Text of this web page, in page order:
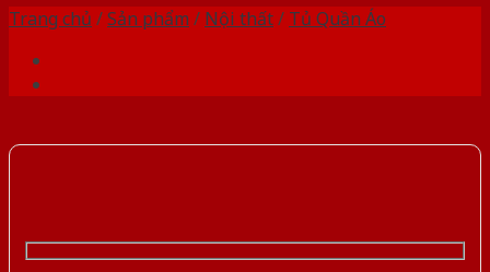
Trang chủ /Sản phẩm / Nội thất/ Tủ Quần Áo